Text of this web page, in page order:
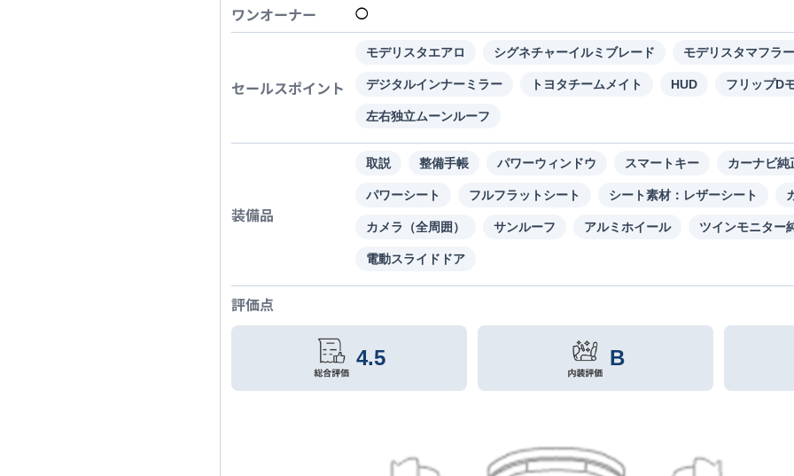
ワンオーナー ◯
セールスポイント
モデリスタエアロ シグネチャーイルミブレード モデリスタマフラー
デジタルインナーミラー トヨタチームメイト HUD フリップD
左右独立ムーンルーフ
装備品
取説 整備手帳 パワーウィンドウ スマートキー カーナビ純
パワーシート フルフラットシート シート素材：レザーシート
カメラ（全周囲） サンルーフ アルミホイール ツインモニター
電動スライドドア
評価点
4.5 B